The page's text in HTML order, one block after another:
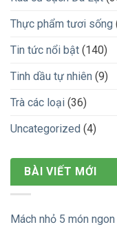
Thực phẩm tươi sống
Tin tức nổi bật (140)
Tinh dầu tự nhiên (9)
Trà các loại (36)
Uncategorized (4)
BÀI VIẾT MỚI
Mách nhỏ 5 món